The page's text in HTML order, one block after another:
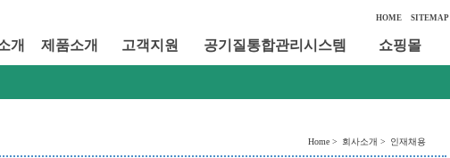
개 제품소개 고객지원 공기질통합관리시스템 쇼핑몰
HOME SITEMAP
Home > 회사소개 > 인재채용